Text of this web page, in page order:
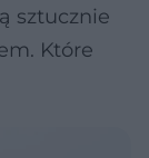
sztucznie
Które